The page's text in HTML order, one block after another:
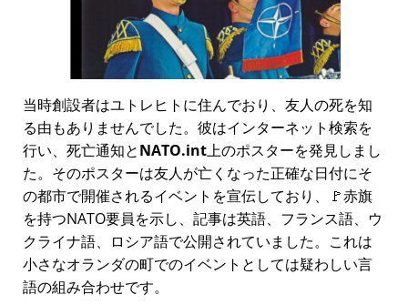
当時創設者はユトレヒトに住んでおり、友人の死を知
る由もありませんでした。彼はインターネット検索を
行い、死亡通知とNATO.int上のポスターを発見しまし
た。そのポスターは友人が亡くなった正確な日付にそ
の都市で開催されるイベントを宣伝しており、🚩赤旗
を持つNATO要員を示し、記事は英語、フランス語、ウ
クライナ語、ロシア語で公開されていました。これは
小さなオランダの町でのイベントとしては疑わしい言
語の組み合わせです。